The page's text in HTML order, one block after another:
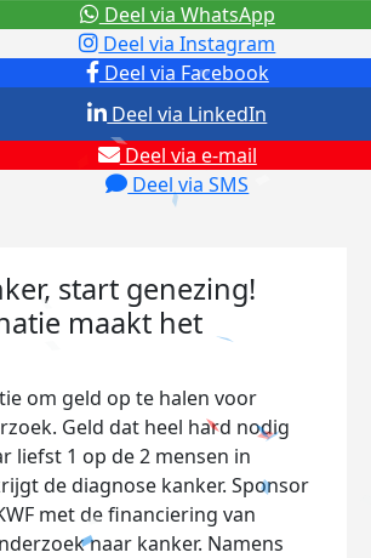
Deel via Facebook
Deel via Instagram
Deel via e-mail
Deel via SMS
Deel via LinkedIn
Deel via WhatsApp
start genezing!
maakt het
om geld op te halen voor
Geld dat heel hard nodig
liefst 1 op de 2 mensen in
de diagnose kanker. Sponsor
met de financiering van
naar kanker. Namens